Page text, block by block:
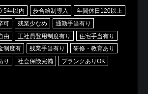
5年以内 歩合給制導入
年間休日120以上
可 残業少なめ
通勤手当有り
由 正社員登用制度有り
住宅手当有り
制度有 残業手当有り
研修・教育あり
り 社会保険完備
ブランクありOK